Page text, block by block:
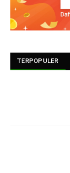
TERPOPULER